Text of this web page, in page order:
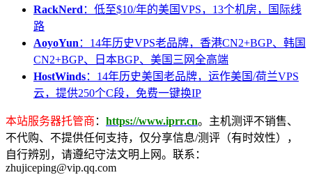
RackNerd ：低至$10/年的美国VPS，13个机房，国际线
路
AoyoYun ：14年历史VPS老品牌，香港CN2+BGP、韩国
CN2+BGP、日本BGP、美国三网全高端
HostWinds：14年历史美国老品牌，运作美国/荷兰VPS
云，提供250个C段，免费一键换IP
本站服务器托管商 ： https://www.iprr.cn。主机测评不销售、
不代购、不提供任何支持，仅分享信息/测评（有时效性），
自行辨别，请遵纪守法文明上网。联系：
zhujiceping@vip.qq.com